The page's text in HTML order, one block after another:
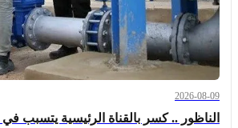
2026-08-09
الناظور .. كسر بالقناة الرئيسية يتسبب